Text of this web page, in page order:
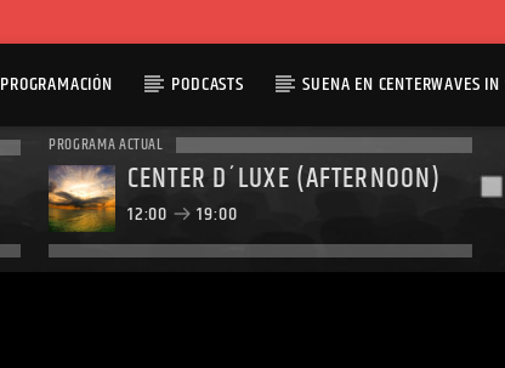
PROGRAMACIÓN PODCASTS SUENA EN CENTERWAVES IN
PROGRAMA ACTUAL
CENTER D´LUXE (AFTERNOON)
12:00 19:00